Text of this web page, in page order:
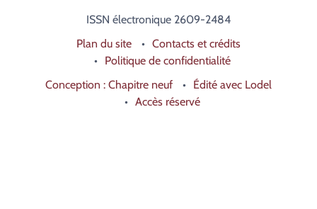
ISSN électronique 2609-2484
Plan du site
Contacts et crédits
Politique de confidentialité
Conception : Chapitre neuf
Édité avec Lodel
Accès réservé